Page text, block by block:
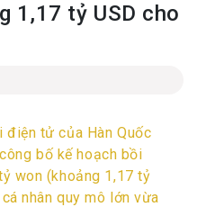
1,17 tỷ USD cho
điện tử của Hàn Quốc
bố kế hoạch bồi
won (khoảng 1,17 tỷ
nhân quy mô lớn vừa